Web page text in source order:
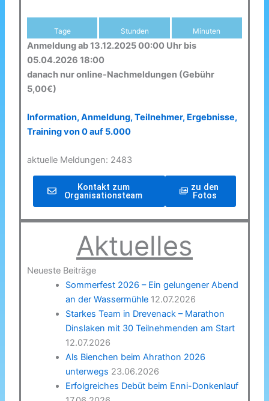
Tage Stunden Minuten
Anmeldung ab 13.12.2025 00:00 Uhr bis
05.04.2026 18:00
danach nur online-Nachmeldungen (Gebühr
5,00€)
Information, Anmeldung, Teilnehmer, Ergebnisse,
Training von 0 auf 5.000
aktuelle Meldungen: 2483
Kontakt zum
Organisationsteam
zu den
Fotos
Aktuelles
Neueste Beiträge
Sommerfest 2026 – Ein gelungener Abend
an der Wassermühle 12.07.2026
Starkes Team in Drevenack – Marathon
Dinslaken mit 30 Teilnehmenden am Start
12.07.2026
Als Bienchen beim Ahrathon 2026
unterwegs 23.06.2026
Erfolgreiches Debüt beim Enni-Donkenlauf